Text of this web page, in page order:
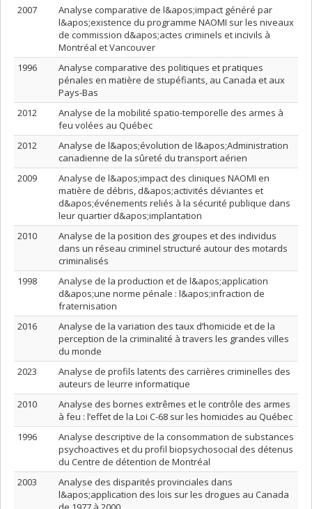
2007
Analyse comparative de l&apos;impact généré par
l&apos;existence du programme NAOMI sur les niveaux
de commission d&apos;actes criminels et incivils à
Montréal et Vancouver
1996
Analyse comparative des politiques et pratiques
pénales en matière de stupéfiants, au Canada et aux
Pays-Bas
2012
Analyse de la mobilité spatio-temporelle des armes à
feu volées au Québec
2012
Analyse de l&apos;évolution de l&apos;Administration
canadienne de la sûreté du transport aérien
2009
Analyse de l&apos;impact des cliniques NAOMI en
matière de débris, d&apos;activités déviantes et
d&apos;événements reliés à la sécurité publique dans
leur quartier d&apos;implantation
2010
Analyse de la position des groupes et des individus
dans un réseau criminel structuré autour des motards
criminalisés
1998
Analyse de la production et de l&apos;application
d&apos;une norme pénale : l&apos;infraction de
fraternisation
2016
Analyse de la variation des taux d’homicide et de la
perception de la criminalité à travers les grandes villes
du monde
2023
Analyse de profils latents des carrières criminelles des
auteurs de leurre informatique
2010
Analyse des bornes extrêmes et le contrôle des armes
à feu : l’effet de la Loi C-68 sur les homicides au Québec
1996
Analyse descriptive de la consommation de substances
psychoactives et du profil biopsychosocial des détenus
du Centre de détention de Montréal
2003
Analyse des disparités provinciales dans
l&apos;application des lois sur les drogues au Canada